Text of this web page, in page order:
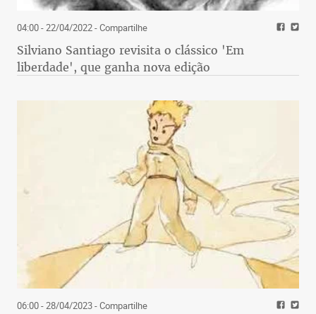
04:00 - 22/04/2022- Compartilhe
Silviano Santiago revisita o clássico 'Em
liberdade', que ganha nova edição
06:00 - 28/04/2023- Compartilhe